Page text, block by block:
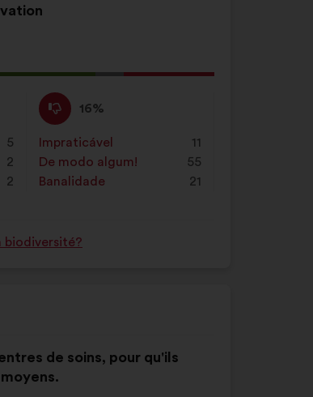
5
2
2
Não
concordo
:
16%
Esta
proposta
foi
qualificada
em:
Impraticável 11
vezes
De modo algum!
: 55
vezes
Banalidade
: 21
vezes
biodiversité?
de soins, pour qu'ils